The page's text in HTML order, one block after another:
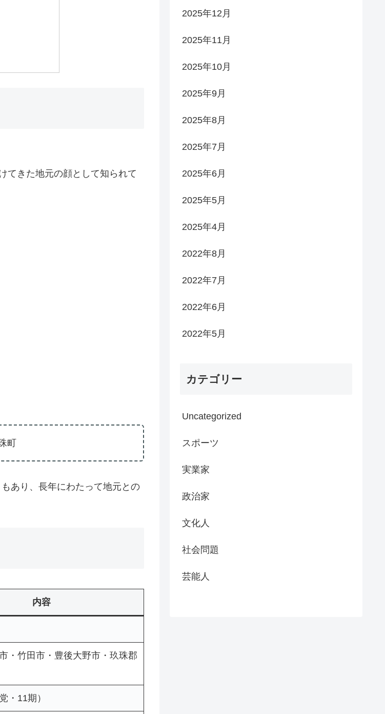
てきた地元の顔として知られて
町
あり、長年にわたって地元との
内容
・竹田市・豊後大野市・玖珠郡
・11期）
2025年12月
2025年11月
2025年10月
2025年9月
2025年8月
2025年7月
2025年6月
2025年5月
2025年4月
2022年8月
2022年7月
2022年6月
2022年5月
カテゴリー
Uncategorized
スポーツ
実業家
政治家
文化人
社会問題
芸能人